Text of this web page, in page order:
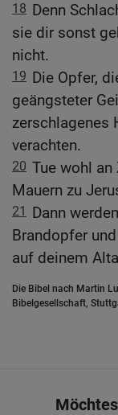
18 Denn
sie dir sonst
nicht.
19 Die Opfer,
geängsteter
zerschlagenes
verachten.
20 Tue wohl an
Mauern zu
21
Dann
Brandopfer
auf deinem
Die Bibel nach Martin
Bibelgesellschaft,